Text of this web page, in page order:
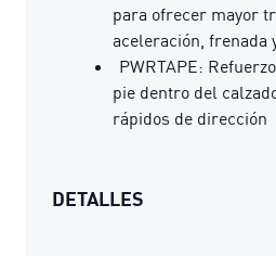
para ofrecer mayor
aceleración, frenada
PWRTAPE:
pie dentro del
rápidos de dirección
DETALLES